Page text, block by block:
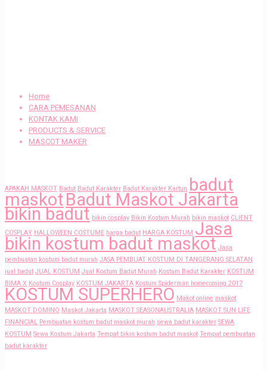
Home
CARA PEMESANAN
KONTAK KAMI
PRODUCTS & SERVICE
MASCOT MAKER
APAKAH MASKOT Badut Badut Karakter Badut Karakter Kartun badut
maskotBadut Maskot Jakarta
bikin badut bikin cosplay Bikin Kostum Murah bikin maskot CLIENT
COSPLAY HALLOWEEN COSTUME harga badut HARGA KOSTUM Jasa
bikin kostum badut maskot Jasa
pembuatan kostum badut murah JASA PEMBUAT KOSTUM DI TANGERANG SELATAN
jual badut JUAL KOSTUM Jual Kostum Badut Murah Kostum Badut Karakter KOSTUM
BIMA X Kostum Cosplay KOSTUM JAKARTA Kostum Spiderman homecoming 2017
KOSTUM SUPERHERO Makot online maskot
MASKOT DOMINO Maskot Jakarta MASKOT SEASONAUSTRALIA MASKOT SUN LIFE
FINANCIAL Pembuatan kostum badut maskot murah sewa badut karakter SEWA
KOSTUM Sewa Kostum Jakarta Tempat bikin kostum badut maskot Tempat pembuatan
badut karakter